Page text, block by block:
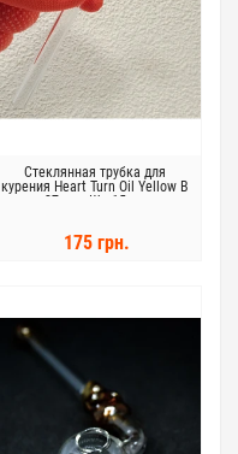
Стеклянная трубка для
курения Heart Turn Oil Yellow В
- 27 мм. Ш - 15 мм.
175 грн.